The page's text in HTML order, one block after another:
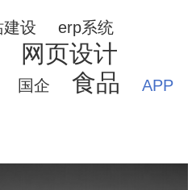
建设
erp系统
网页设计
国企 食品
APP